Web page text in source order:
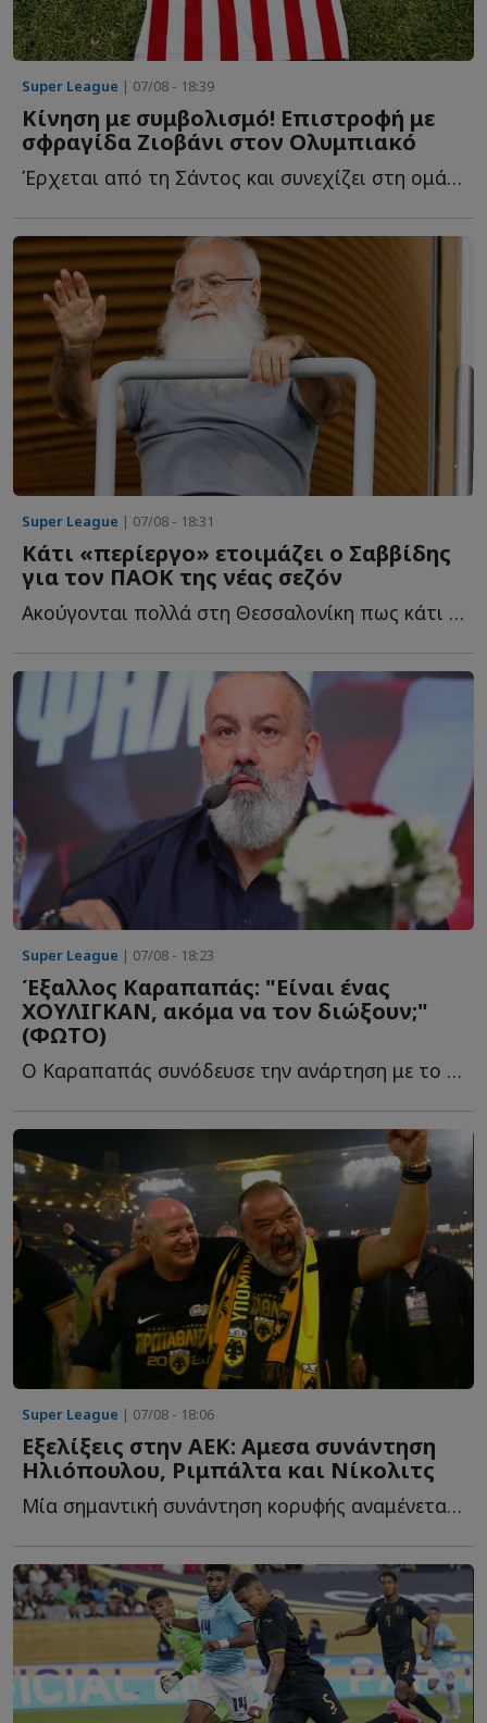
Super League | 07/08 - 18:39
Κίνηση με συμβολισμό! Επιστροφή με
σφραγίδα Ζιοβάνι στον Ολυμπιακό
Έρχεται από τη Σάντος και συνεχίζει στη ομάδα του Πειραιά μ...
Super League | 07/08 - 18:31
Κάτι «περίεργο» ετοιμάζει ο Σαββίδης
για τον ΠΑΟΚ της νέας σεζόν
Ακούγονται πολλά στη Θεσσαλονίκη πως κάτι «περίεργο» ε...
Super League | 07/08 - 18:23
Έξαλλος Καραπαπάς: "Είναι ένας
ΧΟΥΛΙΓΚΑΝ, ακόμα να τον διώξουν;"
(ΦΩΤΟ)
Ο Καραπαπάς συνόδευσε την ανάρτηση με το δικό του σχόλιο, θ...
Super League | 07/08 - 18:06
Εξελίξεις στην ΑΕΚ: Αμεσα συνάντηση
Ηλιόπουλου, Ριμπάλτα και Νίκολιτς
Μία σημαντική συνάντηση κορυφής αναμένεται το επόμενο δ...